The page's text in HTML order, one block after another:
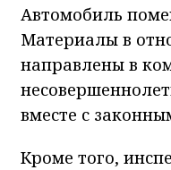
Автомобиль
Материалы в
направлены в
вместе с
Кроме того,